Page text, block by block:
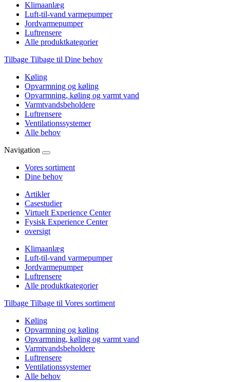
Klimaanlæg
Luft-til-vand varmepumper
Jordvarmepumper
Luftrensere
Alle produktkategorier
Tilbage Tilbage til Dine behov
Køling
Opvarmning og køling
Opvarmning, køling og varmt vand
Varmtvandsbeholdere
Luftrensere
Ventilationssystemer
Alle behov
Navigation
Vores sortiment
Dine behov
Artikler
Casestudier
Virtuelt Experience Center
Fysisk Experience Center
oversigt
Klimaanlæg
Luft-til-vand varmepumper
Jordvarmepumper
Luftrensere
Alle produktkategorier
Tilbage Tilbage til Vores sortiment
Køling
Opvarmning og køling
Opvarmning, køling og varmt vand
Varmtvandsbeholdere
Luftrensere
Ventilationssystemer
Alle behov